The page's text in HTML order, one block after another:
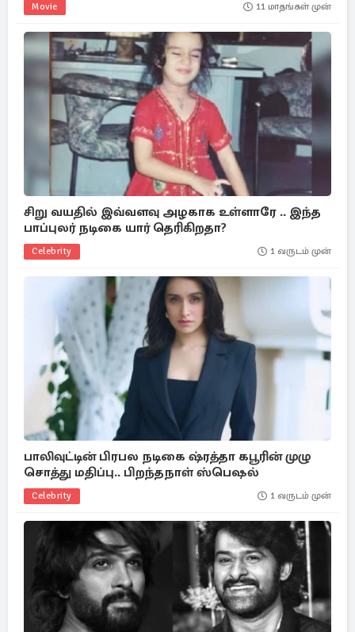
Movie 11 மாதங்கள் முன்
சிறு வயதில் இவ்வளவு அழகாக உள்ளாரே .. இந்த
பாப்புலர் நடிகை யார் தெரிகிறதா?
Celebrity 1 வருடம் முன்
பாலிவுட்டின் பிரபல நடிகை ஷ்ரத்தா கபூரின் முழு
சொத்து மதிப்பு.. பிறந்தநாள் ஸ்பெஷல்
Celebrity 1 வருடம் முன்